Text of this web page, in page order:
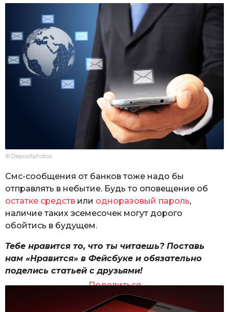
© Depositphotos
Смс-сообщения от банков тоже надо бы
отправлять в небытие. Будь то оповещение об
остатке средств или одноразовый пароль,
наличие таких эсемесочек могут дорого
обойтись в будущем.
Тебе нравится то, что ты читаешь? Поставь
нам «Нравится» в Фейсбуке и обязательно
поделись статьей с друзьями!
Поделиться